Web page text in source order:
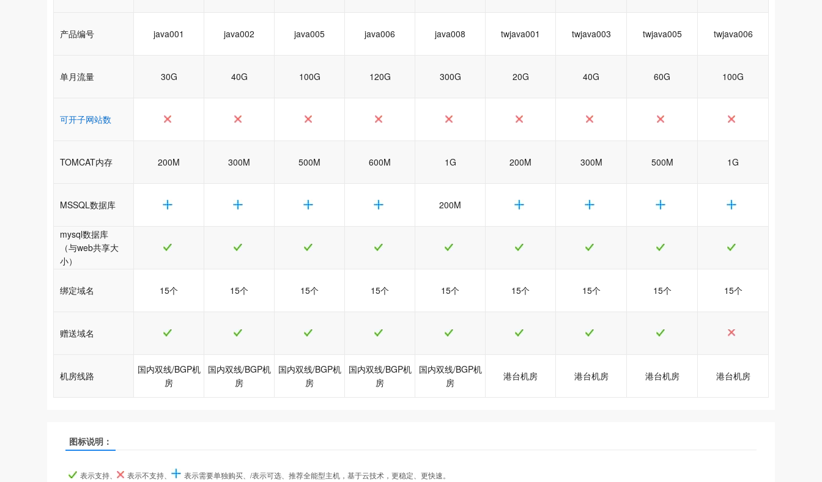
产品编号 java001 java002 java005 java006 java008 twjava001 twjava003 twjava005 twjava006
单月流量 30G 40G 100G 120G 300G 20G 40G 60G 100G
可开子网站数
TOMCAT内存 200M 300M 500M 600M 1G 200M 300M 500M 1G
MSSQL数据库 200M
mysql数据库
（与web共享大
小）
绑定域名 15个 15个 15个 15个 15个 15个 15个 15个 15个
赠送域名
机房线路
国内双线/BGP机
房
国内双线/BGP机
房
国内双线/BGP机
房
国内双线/BGP机
房
国内双线/BGP机
房
港台机房 港台机房 港台机房 港台机房
产品名称
产品名称
产品名称
图标说明：
表示支持、 表示不支持、 表示需要单独购买、/表示可选、推荐全能型主机，基于云技术，更稳定、更快速。